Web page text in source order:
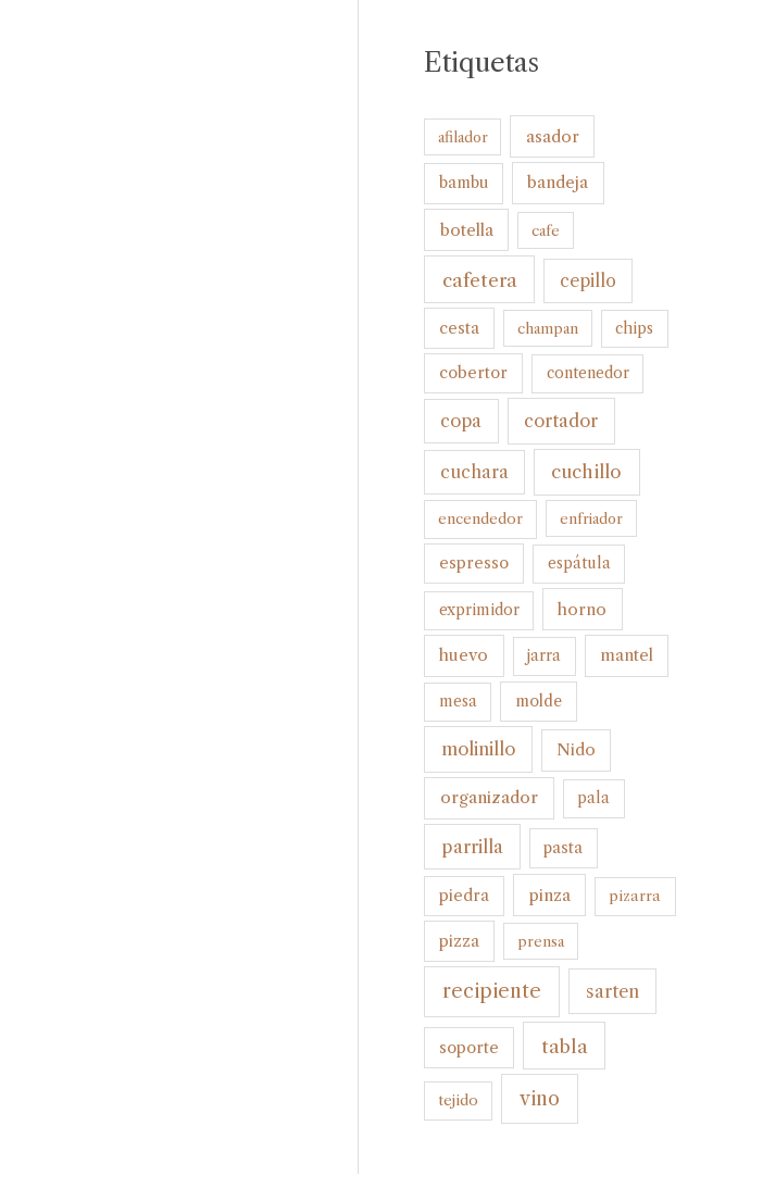
Etiquetas
afilador asador
bambu bandeja
botella cafe
cafetera cepillo
cesta champan chips
cobertor contenedor
copa cortador
cuchara cuchillo
encendedor enfriador
espresso espátula
exprimidor horno
huevo jarra mantel
mesa molde
molinillo Nido
organizador pala
parrilla pasta
piedra pinza pizarra
pizza prensa
recipiente sarten
soporte tabla
tejido vino